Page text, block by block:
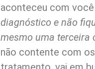
aconteceu com
diagnóstico e não
mesmo uma terceira
não contente com